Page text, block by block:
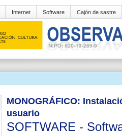
Internet Software Cajón de sastre
MONOGRÁFICO:
usuario
SOFTWARE -